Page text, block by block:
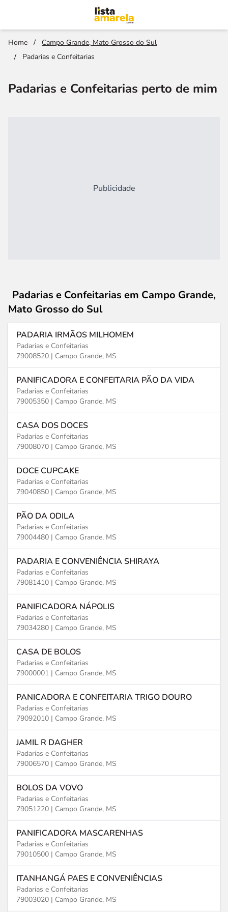
Home /
Campo Grande, Mato Grosso do Sul
/
Padarias e Confeitarias
Padarias e Confeitarias perto de mim
Publicidade
Padarias e Confeitarias em Campo Grande,
Mato Grosso do Sul
PADARIA IRMÃOS MILHOMEM
Padarias e Confeitarias
79008520 | Campo Grande, MS
PANIFICADORA E CONFEITARIA PÃO DA VIDA
Padarias e Confeitarias
79005350 | Campo Grande, MS
CASA DOS DOCES
Padarias e Confeitarias
79008070 | Campo Grande, MS
DOCE CUPCAKE
Padarias e Confeitarias
79040850 | Campo Grande, MS
PÃO DA ODILA
Padarias e Confeitarias
79004480 | Campo Grande, MS
PADARIA E CONVENIÊNCIA SHIRAYA
Padarias e Confeitarias
79081410 | Campo Grande, MS
PANIFICADORA NÁPOLIS
Padarias e Confeitarias
79034280 | Campo Grande, MS
CASA DE BOLOS
Padarias e Confeitarias
79000001 | Campo Grande, MS
PANICADORA E CONFEITARIA TRIGO DOURO
Padarias e Confeitarias
79092010 | Campo Grande, MS
JAMIL R DAGHER
Padarias e Confeitarias
79006570 | Campo Grande, MS
BOLOS DA VOVO
Padarias e Confeitarias
79051220 | Campo Grande, MS
PANIFICADORA MASCARENHAS
Padarias e Confeitarias
79010500 | Campo Grande, MS
ITANHANGÁ PAES E CONVENIÊNCIAS
Padarias e Confeitarias
79003020 | Campo Grande, MS